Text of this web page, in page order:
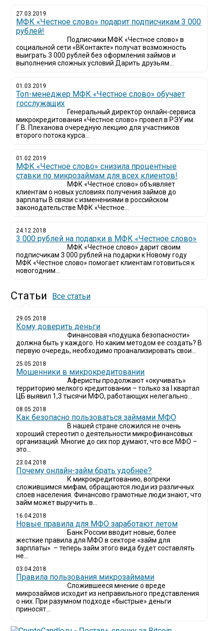
27.03.2019
МФК «Честное слово» подарит подписчикам 3 000
рублей!
Подписчики МФК «Честное слово» в
социальной сети «ВКонтакте» получат возможность
выиграть 3 000 рублей без оформления займов и
выполнения сложных условий Дарить друзьям...
01.03.2019
Топ-менеджер МФК «Честное слово» обучает
госслужащих
Генеральный директор онлайн-сервиса
микрокредитования «Честное слово» провел в РЭУ им.
Г.В. Плеханова очередную лекцию для участников
второго потока курса...
01.02.2019
МФК «Честное слово» снизила процентные
ставки по микрозаймам для всех клиентов!
МФК «Честное слово» объявляет
клиентам о новых условиях получения займов до
зарплаты В связи с изменениями в российском
законодательстве МФК «Честное...
24.12.2018
3 000 рублей на подарки в МФК «Честное слово»
МФК «Честное слово» дарит своим
подписчикам 3 000 рублей на подарки к Новому году
МФК «Честное слово» помогает клиентам готовиться к
новогодним...
Статьи Все статьи
29.05.2018
Кому доверить деньги
Финансовая «подушка безопасности»
должна быть у каждого. Но каким методом ее создать? В
первую очередь, необходимо проанализировать свои...
25.05.2018
Мошенники в микрокредитовании
Аферисты продолжают «окучивать»
территорию мелкого кредитовании – только за I квартал
ЦБ выявил 1,3 тысячи МФО, работающих нелегально...
08.05.2018
Как безопасно пользоваться займами МФО
В нашей стране сложился не очень
хороший стереотип о деятельности микрофинансовых
организаций. Многие до сих пор думают, что все МФО –
это...
23.04.2018
Почему онлайн-займ брать удобнее?
К микрокредитованию, вопреки
сложившимся мифам, обращаются люди из различных
слоев населения. Финансово грамотные люди знают, что
займ может выручить в...
16.04.2018
Новые правила для МФО заработают летом
Банк России вводит новые, более
жесткие правила для МФО в секторе «займ для
зарплаты» – теперь займ этого вида будет составлять
не...
03.04.2018
​Правила пользования микрозаймами
Сложившееся мнение о вреде
микрозаймов исходит из неправильного представления
о них. При разумном подходе «быстрые» деньги
приносят...